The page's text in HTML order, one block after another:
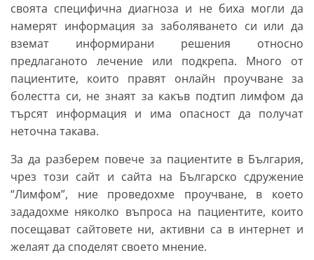
своята специфична диагноза и не биха могли да
намерят информация за заболяването си или да
вземат информирани решения относно
предлаганото лечение или подкрепа. Много от
пациентите, които правят онлайн проучване за
болестта си, не знаят за какъв подтип лимфом да
търсят информация и има опасност да получат
неточна такава.
За да разберем повече за пациентите в България,
чрез този сайт и сайта на Българско сдружение
“Лимфом”, ние проведохме проучване, в което
зададохме няколко въпроса на пациентите, които
посещават сайтовете ни, активни са в интернет и
желаят да споделят своето мнение.